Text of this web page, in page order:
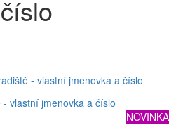
- vlastní jmenovka a číslo
NOVINKA